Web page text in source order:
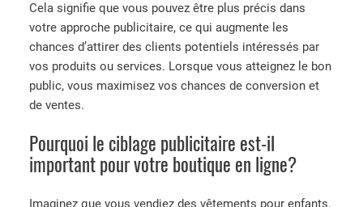
Cela signifie que vous pouvez être plus précis dans
votre approche publicitaire, ce qui augmente les
chances d’attirer des clients potentiels intéressés par
vos produits ou services. Lorsque vous atteignez le bon
public, vous maximisez vos chances de conversion et
de ventes.
Pourquoi le ciblage publicitaire est-il
important pour votre boutique en ligne?
Imaginez que vous vendiez des vêtements pour enfants.